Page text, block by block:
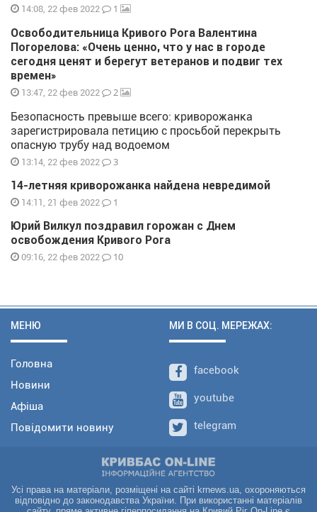
14:08, 22 фев 2022 1
Освободительница Кривого Рога Валентина
Погорелова: «Очень ценно, что у нас в городе
сегодня ценят и берегут ветеранов и подвиг тех
времен»
13:47, 22 фев 2022 2
Безопасность превыше всего: криворожанка
зарегистрировала петицию с просьбой перекрыть
опасную трубу над водоемом
13:14, 22 фев 2022 3
14-летняя криворожанка найдена невредимой
14:11, 21 фев 2022 1
Юрий Вилкул поздравил горожан с Днем
освобождения Кривого Рога
09:16, 22 фев 2022 10
МЕНЮ
Головна
Новини
Афіша
Повідомити новину
МИ В СОЦ. МЕРЕЖАХ:
facebook
youtube
telegram
Усі права на матеріали, розміщені на сайті krnews.ua, охороняються
відповідно до законодавства України. При використанні матеріалів